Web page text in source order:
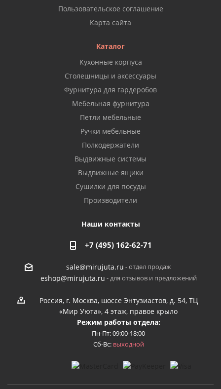
Пользовательское соглашение
Карта сайта
Каталог
Кухонные корпуса
Столешницы и аксессуары
Фурнитура для гардеробов
Мебельная фурнитура
Петли мебельные
Ручки мебельные
Полкодержатели
Выдвижные системы
Выдвижные ящики
Сушилки для посуды
Производители
Наши контакты
+7 (495) 162-62-71
sale@mirujuta.ru - отдел продаж
eshop@mirujuta.ru - для отзывов и предложений
Россия, г. Москва, шоссе Энтузиастов, д. 54, ТЦ
«Мир Уюта», 4 этаж, правое крыло
Режим работы отдела:
Пн-Пт: 09:00-18:00
Сб-Вс: выходной